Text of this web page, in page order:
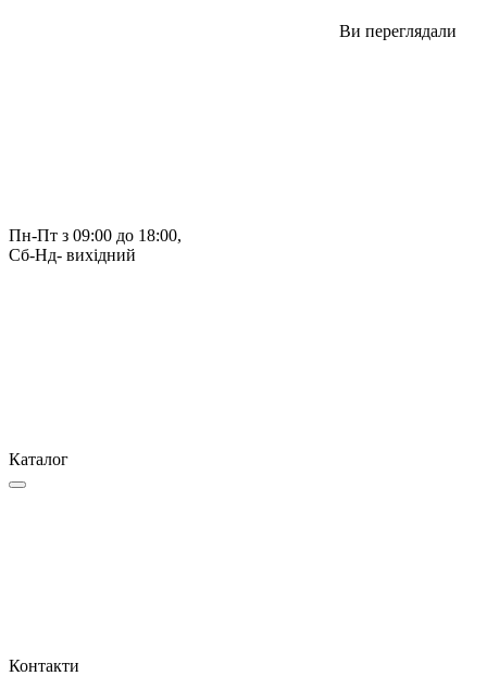
Ви переглядали
Пн-Пт з 09:00 до 18:00,
Сб-Нд- вихідний
Каталог
Контакти